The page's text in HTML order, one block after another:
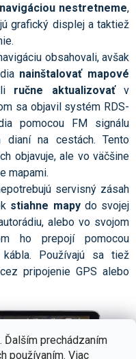
Ďalším prechádzaním
používaním. Viac
nestretneme,
grafický displej a taktiež
obsahovali, avšak
nainštalovať mapové
ručne aktualizovaťv
sa objavil systém RDS-
pomocou FM signálu
dianí na cestách. Tento
objavuje, ale vo väčšine
mapami.
servisný zásah
stiahne mapydo svojej
alebo vo svojom
ho prepojí pomocou
Používajú sa tiež
pripojenie GPS alebo